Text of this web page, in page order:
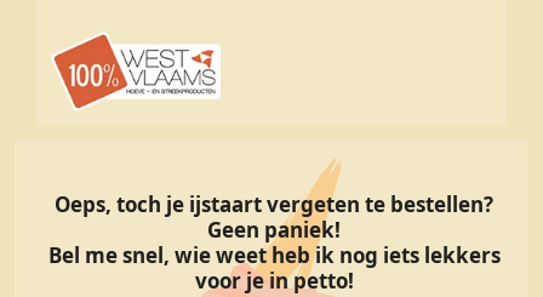
Oeps, toch je ijstaart vergeten te bestellen?
Geen paniek!
Bel me snel, wie weet heb ik nog iets lekkers
voor je in petto!